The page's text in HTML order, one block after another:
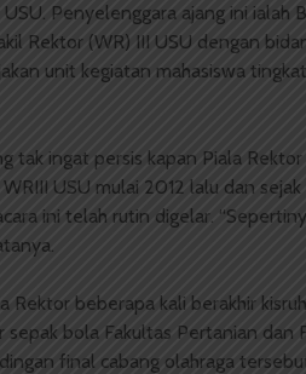
Penyelenggara ajang ini ialah
Rektor (WR) III USU dengan
unit kegiatan mahasiswa
tak ingat persis kapan Piala
USU mulai 2012 lalu dan
ini telah rutin digelar.
Rektor beberapa kali berakhir
sepak bola Fakultas Pertanian dan
final cabang olahraga